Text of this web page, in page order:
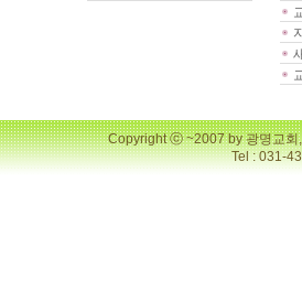
Copyright ⓒ ~2007 by 광명교
Tel : 031-